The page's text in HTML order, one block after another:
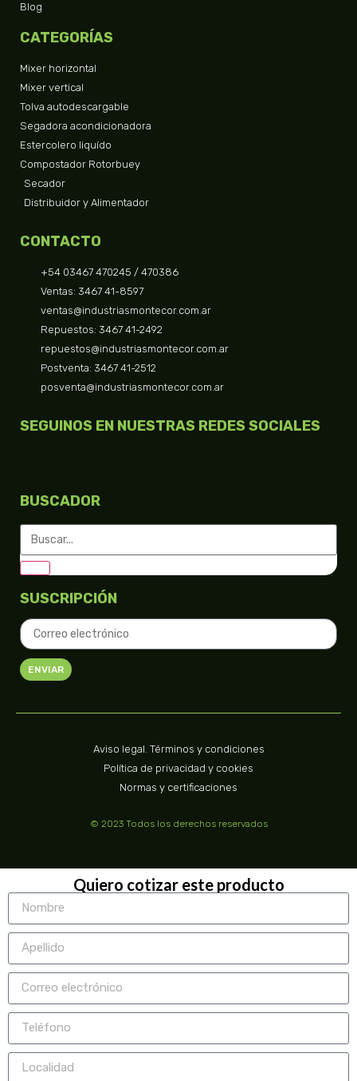
Blog
CATEGORÍAS
Mixer horizontal
Mixer vertical
Tolva autodescargable
Segadora acondicionadora
Estercolero liquído
Compostador Rotorbuey
Secador
Distribuidor y Alimentador
CONTACTO
+54 03467 470245 / 470386
Ventas: 3467 41-8597
ventas@industriasmontecor.com.ar
Repuestos: 3467 41-2492
repuestos@industriasmontecor.com.ar
Postventa: 3467 41-2512
posventa@industriasmontecor.com.ar
SEGUINOS EN NUESTRAS REDES SOCIALES
BUSCADOR
SUSCRIPCIÓN
ENVIAR
Aviso legal. Términos y condiciones
Política de privacidad y cookies
Normas y certificaciones
© 2023 Todos los derechos reservados
Quiero cotizar este producto